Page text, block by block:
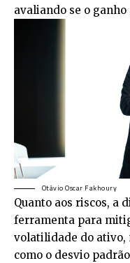
avaliando se o
Otávio Oscar Fakhoury
Quanto aos riscos, a
ferramenta para
volatilidade do ativo,
como o desvio